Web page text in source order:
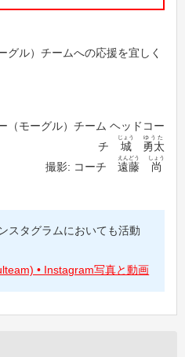
グル）チームへの応援を宜しく
（モーグル）チーム ヘッドコー
チ 城
じょう
勇太
ゆうた
撮影: コーチ 遠藤
えんどう
尚
しょう
スタグラムにおいても活動
• Instagram写真と動画